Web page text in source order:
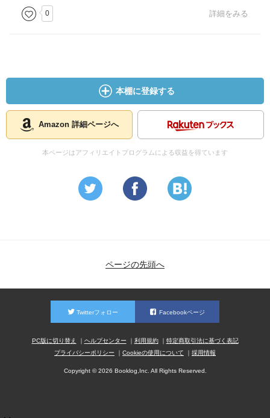
0 詳細をみる
本棚に登録する
Amazon 詳細ページへ
本ページはアフィリエイトプログラムによる収益を得ています
ページの先頭へ
Twitterフォロー Facebookページ
PC版に切り替え ヘルプセンター 利用規約
特定商取引法に基づく表記
プライバシーポリシー
Cookieの使用について 採用情報
Copyright © 2026 Booklog,Inc. All Rights Reserved.